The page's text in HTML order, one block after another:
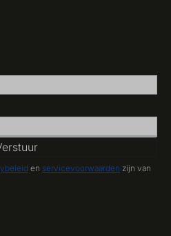
en servicevoorwaarden zijn van